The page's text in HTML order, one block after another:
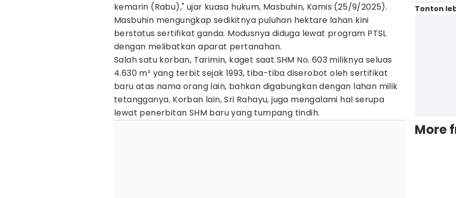
kemarin (Rabu)," ujar kuasa hukum, Masbuhin, Kamis (25/9/2025).
Masbuhin mengungkap sedikitnya puluhan hektare lahan kini
berstatus sertifikat ganda. Modusnya diduga lewat program PTSL
dengan melibatkan aparat pertanahan.
Salah satu korban, Tarimin, kaget saat SHM No. 603 miliknya seluas
4.630 m² yang terbit sejak 1993, tiba-tiba diserobot oleh sertifikat
baru atas nama orang lain, bahkan digabungkan dengan lahan milik
tetangganya. Korban lain, Sri Rahayu, juga mengalami hal serupa
lewat penerbitan SHM baru yang tumpang tindih.
Tonton
More